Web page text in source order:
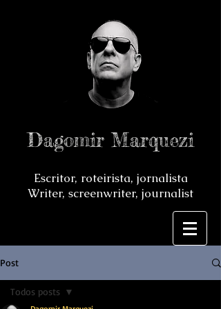
Dagomir Marquezi
Escritor, roteirista, jornalista
Writer, screenwriter, journalist
Post
Todos posts